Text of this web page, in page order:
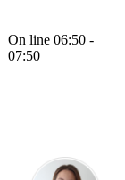
On line 06:50 -
07:50